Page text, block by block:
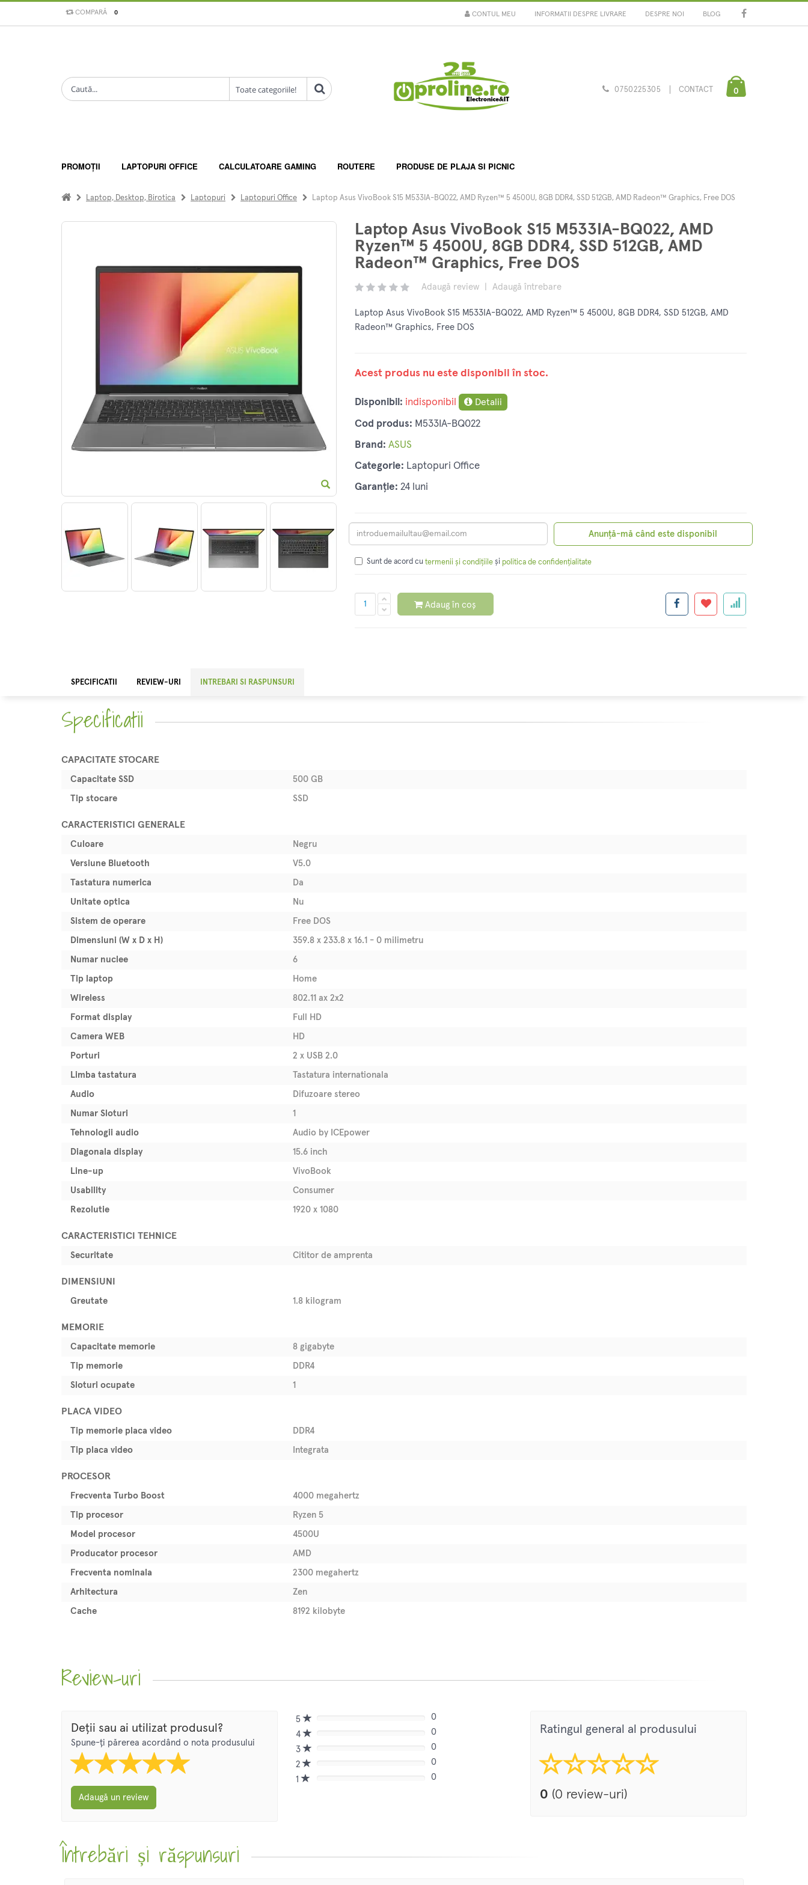
COMPARĂ 0 INFORMATII DESPRE LIVRARE DESPRE NOI BLOG
CONTUL MEU
0750225305 CONTACT 0
PROMOȚII LAPTOPURI OFFICE CALCULATOARE GAMING ROUTERE PRODUSE DE PLAJA SI PICNIC
Laptop, Desktop, Birotica Laptopuri Laptopuri Office Laptop Asus VivoBook S15 M533IA-BQ022, AMD Ryzen™ 5 4500U, 8GB DDR4, SSD 512GB, AMD Radeon™ Graphics, Free DOS
Laptop Asus VivoBook S15 M533IA-BQ022, AMD
Ryzen™ 5 4500U, 8GB DDR4, SSD 512GB, AMD
Radeon™ Graphics, Free DOS
Adaugă review Adaugă întrebare
Laptop Asus VivoBook S15 M533IA-BQ022, AMD Ryzen™ 5 4500U, 8GB DDR4, SSD 512GB, AMD
Radeon™ Graphics, Free DOS
Acest produs nu este disponibil în stoc.
Disponibil: indisponibil Detalii
Cod produs: M533IA-BQ022
Brand: ASUS
Categorie: Laptopuri Office
Garanție: 24 luni
Anunță-mă când este disponibil
Sunt de acord cu termenii și condițiileși politica de confidențialitate
Adaug în coș
SPECIFICATII REVIEW-URI INTREBARI SI RASPUNSURI
Specificatii
CAPACITATE STOCARE
Capacitate SSD 500 GB
Tip stocare SSD
CARACTERISTICI GENERALE
Culoare Negru
Versiune Bluetooth V5.0
Tastatura numerica Da
Unitate optica Nu
Sistem de operare Free DOS
Dimensiuni (W x D x H) 359.8 x 233.8 x 16.1 - 0 milimetru
Numar nuclee 6
Tip laptop Home
Wireless 802.11 ax 2x2
Format display Full HD
Camera WEB HD
Porturi 2 x USB 2.0
Limba tastatura Tastatura internationala
Audio Difuzoare stereo
Numar Sloturi 1
Tehnologii audio Audio by ICEpower
Diagonala display 15.6 inch
Line-up VivoBook
Usability Consumer
Rezolutie 1920 x 1080
CARACTERISTICI TEHNICE
Securitate Cititor de amprenta
DIMENSIUNI
Greutate 1.8 kilogram
MEMORIE
Capacitate memorie 8 gigabyte
Tip memorie DDR4
Sloturi ocupate 1
PLACA VIDEO
Tip memorie placa video DDR4
Tip placa video Integrata
PROCESOR
Frecventa Turbo Boost 4000 megahertz
Tip procesor Ryzen 5
Model procesor 4500U
Producator procesor AMD
Frecventa nominala 2300 megahertz
Arhitectura Zen
Cache 8192 kilobyte
Review-uri
Deții sau ai utilizat produsul?
Spune-ți părerea acordând o nota produsului
Adaugă un review
5
(danger)
0
4
(danger)
0
3
(danger)
0
2
0
1
0
Ratingul general al produsului
0 (0 review-uri)
Întrebări și răspunsuri